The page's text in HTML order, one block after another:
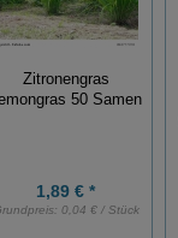
Zitronengras
50 Samen
1,89 € *
0,04 € / Stück